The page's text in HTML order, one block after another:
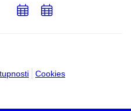
Cookies
PřidatPřidat